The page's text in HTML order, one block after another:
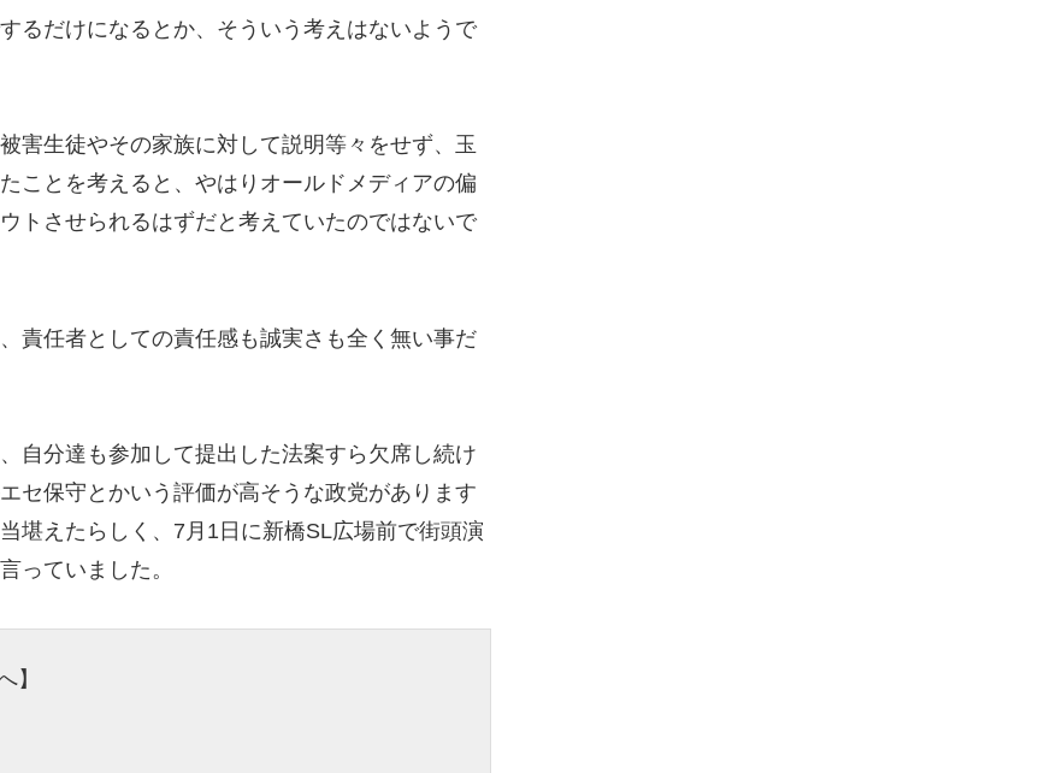
るだけになるとか、そういう考えはないようで
害生徒やその家族に対して説明等々をせず、玉
ことを考えると、やはりオールドメディアの偏
トさせられるはずだと考えていたのではないで
責任者としての責任感も誠実さも全く無い事だ
自分達も参加して提出した法案すら欠席し続け
セ保守とかいう評価が高そうな政党があります
堪えたらしく、7月1日に新橋SL広場前で街頭演
っていました。
】